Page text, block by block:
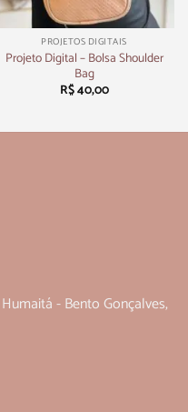
PROJETOS DIGITAIS
Projeto Digital – Bolsa Shoulder
Bag
R$40,00
- Bento Gonçalves,